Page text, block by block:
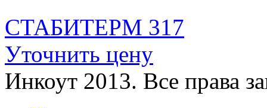
CТАБИТЕРМ 317
Уточнить цену
Инкоут 2013. Все права